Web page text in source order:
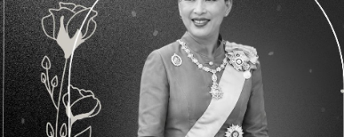
และไลน์ผลิต ด้วยน้ำยาฆ่าเชื้อ Zephiol ที่สามารถฆ่า
วันจะมีการตรวจวัดอุณภูมิพนักงานทุกคนรวมทั้งใส่อุ
กับพนักงาน มีการตรวจวัดอุณหภูมิก่อนเข้าบริเวณพื้
บริษัทฯ ทั้งนี้เพื่อความปลอดภัยในบริษัทฯและความป